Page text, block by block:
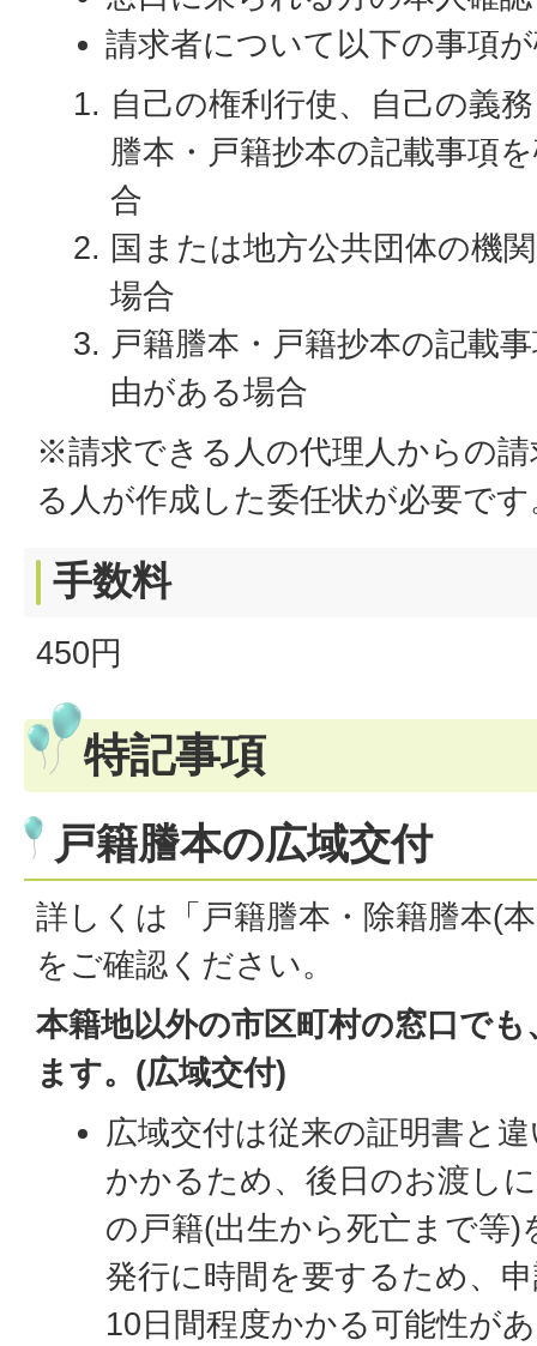
請求者について以下の事項
自己の権利行使、自己の義
謄本・戸籍抄本の記載事項
合
国または地方公共団体の機
場合
戸籍謄本・戸籍抄本の記載
由がある場合
※請求できる人の代理人からの
る人が作成した委任状が必要です
手数料
450円
特記事項
戸籍謄本の広域交付
詳しくは「戸籍謄本・除籍謄本(
をご確認ください。
本籍地以外の市区町村の窓口で
ます。(広域交付)
広域交付は従来の証明書と
かかるため、後日のお渡し
の戸籍(出生から死亡まで等
発行に時間を要するため、
10日間程度かかる可能性が